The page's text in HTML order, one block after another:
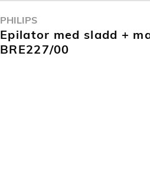
PHILIPS
Epilator med sladd +
BRE227/00